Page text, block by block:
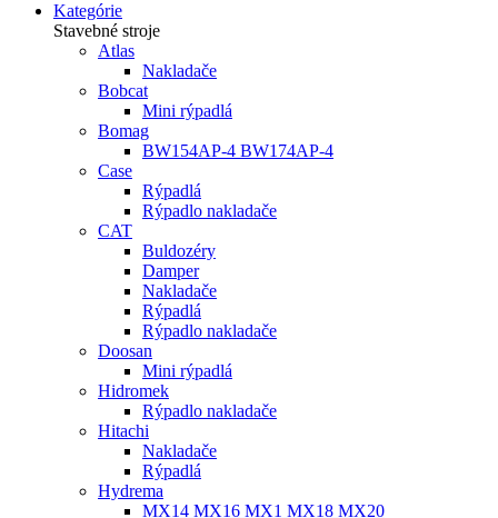
Kategórie
Stavebné stroje
Atlas
Nakladače
Bobcat
Mini rýpadlá
Bomag
BW154AP-4 BW174AP-4
Case
Rýpadlá
Rýpadlo nakladače
CAT
Buldozéry
Damper
Nakladače
Rýpadlá
Rýpadlo nakladače
Doosan
Mini rýpadlá
Hidromek
Rýpadlo nakladače
Hitachi
Nakladače
Rýpadlá
Hydrema
MX14 MX16 MX1 MX18 MX20